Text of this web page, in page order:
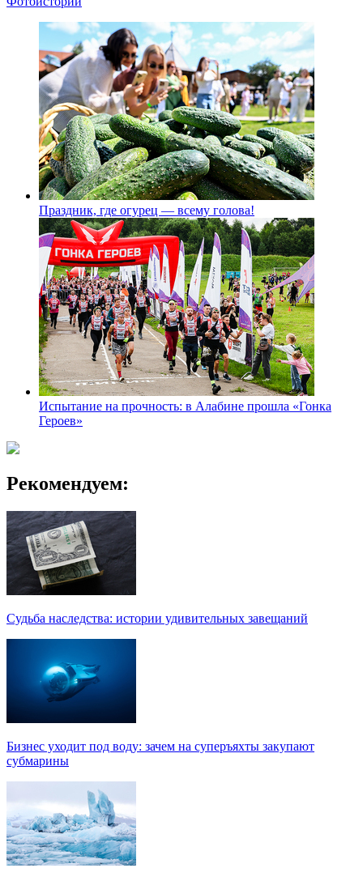
Праздник, где огурец — всему голова!
Испытание на прочность: в Алабине прошла «Гонка
Героев»
Рекомендуем:
Судьба наследства: истории удивительных завещаний
Бизнес уходит под воду: зачем на суперъяхты закупают
субмарины